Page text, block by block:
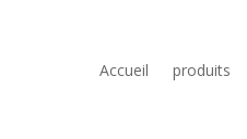
Accueil produits